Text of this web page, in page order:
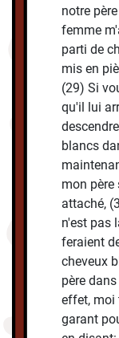
notre
femme
parti de
mis en
(29) Si
qu'il lui
blancs
mon père
attaché,
n'est pas
feraient
cheveux
père
effet, moi
garant